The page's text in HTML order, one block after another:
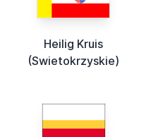
Heilig Kruis
(Swietokrzyskie)